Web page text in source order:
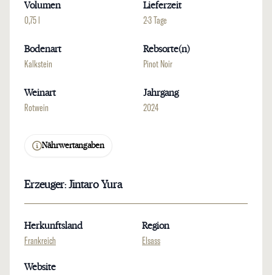
Volumen
0,75 l
Lieferzeit
2-3 Tage
Bodenart
Kalkstein
Rebsorte(n)
Pinot Noir
Weinart
Rotwein
Jahrgang
2024
Nährwertangaben
Erzeuger: Jintaro Yura
Herkunftsland
Frankreich
Region
Elsass
Website